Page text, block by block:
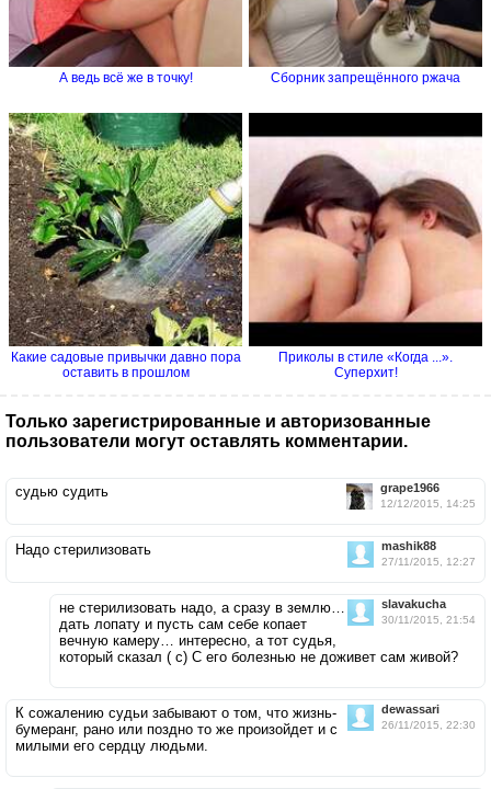
А ведь всё же в точку! Сборник запрещённого ржача
Какие садовые привычки давно пора
оставить в прошлом
Приколы в стиле «Когда ...».
Суперхит!
Только зарегистрированные и авторизованные
пользователи могут оставлять комментарии.
grape1966
12/12/2015, 14:25
судью судить
mashik88
27/11/2015, 12:27
Надо стерилизовать
slavakucha
30/11/2015, 21:54
не стерилизовать надо, а сразу в землю…
дать лопату и пусть сам себе копает
вечную камеру… интересно, а тот судья,
который сказал ( с) С его болезнью не доживет сам живой?
dewassari
26/11/2015, 22:30
К сожалению судьи забывают о том, что жизнь-
бумеранг, рано или поздно то же произойдет и с
милыми его сердцу людьми.